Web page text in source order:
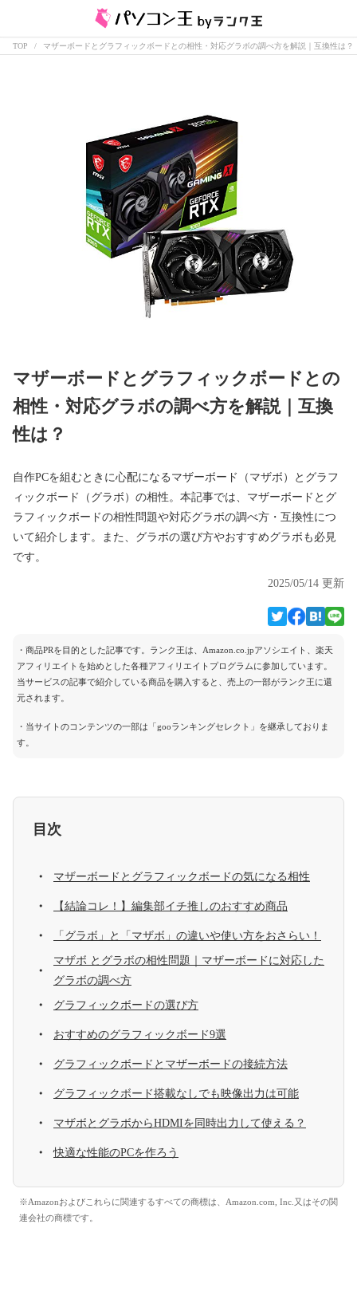
TOP マザーボードとグラフィックボードとの相性・対応グラボの調べ方を解説｜互換性は？
マザーボードとグラフィックボードとの
相性・対応グラボの調べ方を解説｜互換
性は？
自作PCを組むときに心配になるマザーボード（マザボ）とグラフ
ィックボード（グラボ）の相性。本記事では、マザーボードとグ
ラフィックボードの相性問題や対応グラボの調べ方・互換性につ
いて紹介します。また、グラボの選び方やおすすめグラボも必見
です。
2025/05/14 更新
・商品PRを目的とした記事です。ランク王は、Amazon.co.jpアソシエイト、楽天
アフィリエイトを始めとした各種アフィリエイトプログラムに参加しています。
当サービスの記事で紹介している商品を購入すると、売上の一部がランク王に還
元されます。
・当サイトのコンテンツの一部は「gooランキングセレクト」を継承しておりま
す。
目次
マザーボードとグラフィックボードの気になる相性
【結論コレ！】編集部イチ推しのおすすめ商品
「グラボ」と「マザボ」の違いや使い方をおさらい！
マザボ とグラボの相性問題｜マザーボードに対応した
グラボの調べ方
グラフィックボードの選び方
おすすめのグラフィックボード9選
グラフィックボードとマザーボードの接続方法
グラフィックボード搭載なしでも映像出力は可能
マザボとグラボからHDMIを同時出力して使える？
快適な性能のPCを作ろう
※Amazonおよびこれらに関連するすべての商標は、Amazon.com, Inc.又はその関
連会社の商標です。